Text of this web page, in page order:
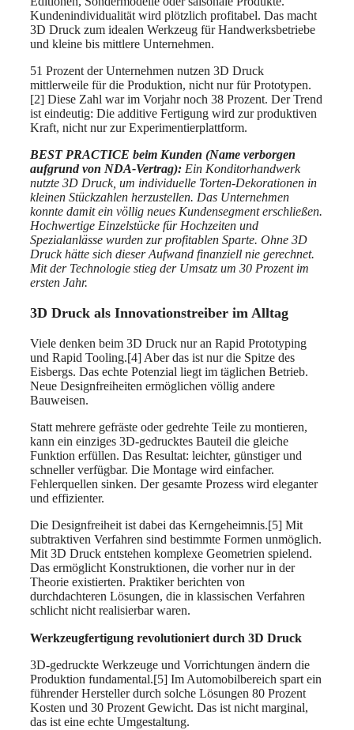
Kundenindividualität wird plötzlich profitabel. Das macht
3D Druck zum idealen Werkzeug für Handwerksbetriebe
und kleine bis mittlere Unternehmen.
51 Prozent der Unternehmen nutzen 3D Druck
mittlerweile für die Produktion, nicht nur für Prototypen.
[2] Diese Zahl war im Vorjahr noch 38 Prozent. Der Trend
ist eindeutig: Die additive Fertigung wird zur produktiven
Kraft, nicht nur zur Experimentierplattform.
BEST PRACTICE beim Kunden (Name verborgen
aufgrund von NDA-Vertrag): Ein Konditorhandwerk
nutzte 3D Druck, um individuelle Torten-Dekorationen in
kleinen Stückzahlen herzustellen. Das Unternehmen
konnte damit ein völlig neues Kundensegment erschließen.
Hochwertige Einzelstücke für Hochzeiten und
Spezialanlässe wurden zur profitablen Sparte. Ohne 3D
Druck hätte sich dieser Aufwand finanziell nie gerechnet.
Mit der Technologie stieg der Umsatz um 30 Prozent im
ersten Jahr.
3D Druck als Innovationstreiber im Alltag
Viele denken beim 3D Druck nur an Rapid Prototyping
und Rapid Tooling.[4] Aber das ist nur die Spitze des
Eisbergs. Das echte Potenzial liegt im täglichen Betrieb.
Neue Designfreiheiten ermöglichen völlig andere
Bauweisen.
Statt mehrere gefräste oder gedrehte Teile zu montieren,
kann ein einziges 3D-gedrucktes Bauteil die gleiche
Funktion erfüllen. Das Resultat: leichter, günstiger und
schneller verfügbar. Die Montage wird einfacher.
Fehlerquellen sinken. Der gesamte Prozess wird eleganter
und effizienter.
Die Designfreiheit ist dabei das Kerngeheimnis.[5] Mit
subtraktiven Verfahren sind bestimmte Formen unmöglich.
Mit 3D Druck entstehen komplexe Geometrien spielend.
Das ermöglicht Konstruktionen, die vorher nur in der
Theorie existierten. Praktiker berichten von
durchdachteren Lösungen, die in klassischen Verfahren
schlicht nicht realisierbar waren.
Werkzeugfertigung revolutioniert durch 3D Druck
3D-gedruckte Werkzeuge und Vorrichtungen ändern die
Produktion fundamental.[5] Im Automobilbereich spart ein
führender Hersteller durch solche Lösungen 80 Prozent
Kosten und 30 Prozent Gewicht. Das ist nicht marginal,
das ist eine echte Umgestaltung.